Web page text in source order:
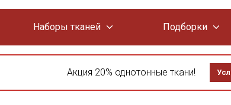
Наборы тканей Подборки
Акция 20% однотонные ткани!